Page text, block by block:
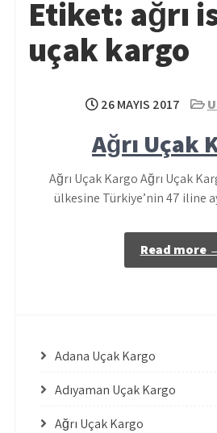
Etiket: ağrı
uçak kargo
26 MAYIS 2017
Ağrı Uçak
Ağrı Uçak Kargo Ağrı Uçak
ülkesine Türkiye’nin 47 iline
Read more
Adana Uçak Kargo
Adıyaman Uçak Kargo
Ağrı Uçak Kargo